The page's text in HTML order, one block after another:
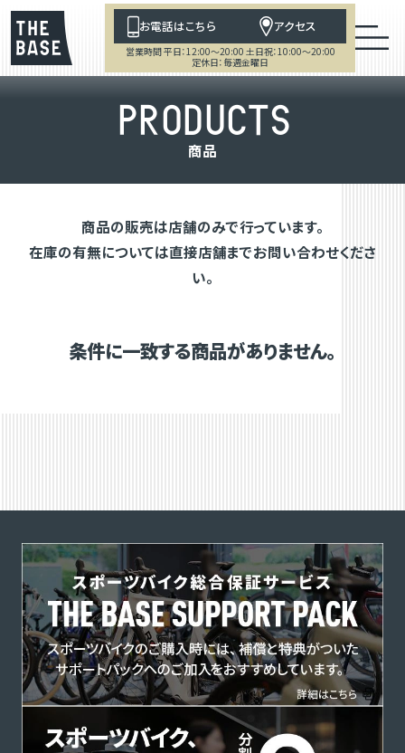
お電話はこちら アクセス
営業時間 平日：12:00～20:00 土日祝：10:00～20:00
定休日：毎週金曜日
PRODUCTS
商品
商品の販売は店舗のみで行っています。
在庫の有無については直接店舗までお問い合わせくださ
い。
条件に一致する商品がありません。